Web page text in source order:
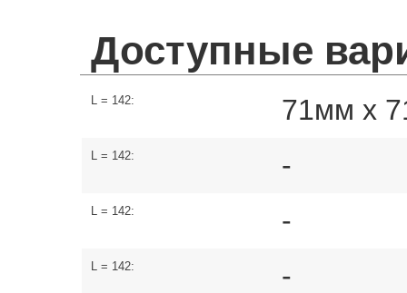
Доступные
L = 142: 71мм х
L = 142: -
L = 142: -
L = 142: -